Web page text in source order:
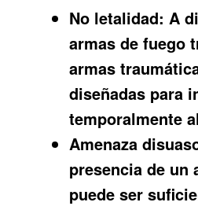
No letalidad: A
armas de fuego
armas
diseñadas para
temporalmente
Amenaza
presencia de un
puede ser